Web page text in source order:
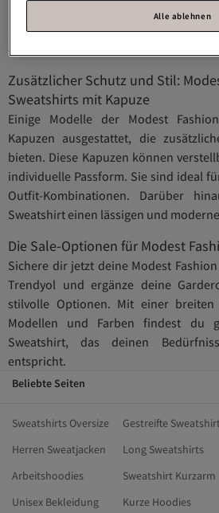
Farboptionen sind klassisches
aber auch lebendige Farben wie
Zusätzlicher Schutz und Stil:
Sweatshirts mit Kapuze
Einige Modelle der Modest
Kapuzen ausgestattet, die
bieten. Diese Kapuzen können
individuelle Passform. Sie sind ideal
Outfit-Kombinationen. Darüber
Sweatshirt einen lässigen und
Die Sale-Optionen für Modest
Sichere dir jetzt deine Modest
Trendyol und ergänze deine
stilvolle Optionen. Mit einer breiten
Modellen und Farben findest du
Sweatshirt, das deinen
entspricht.
Beliebte Seiten
Sweatshirts Oversize Gestreifte
Herren Sweatjacken
Long Sweatshirts
Arbeitshoodies
Sweatshirt Kurzarm
Unisex Bekleidung
Kurze Hoodies
Alle ablehnen